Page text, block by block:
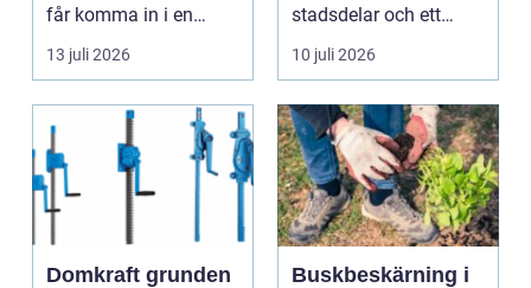
får komma in i en
byggnad, när de får
komma in oc...
13 juli 2026
stadsdelar och ett
självklart val f&ou...
10 juli 2026
Domkraft grunden
Buskbeskärning i